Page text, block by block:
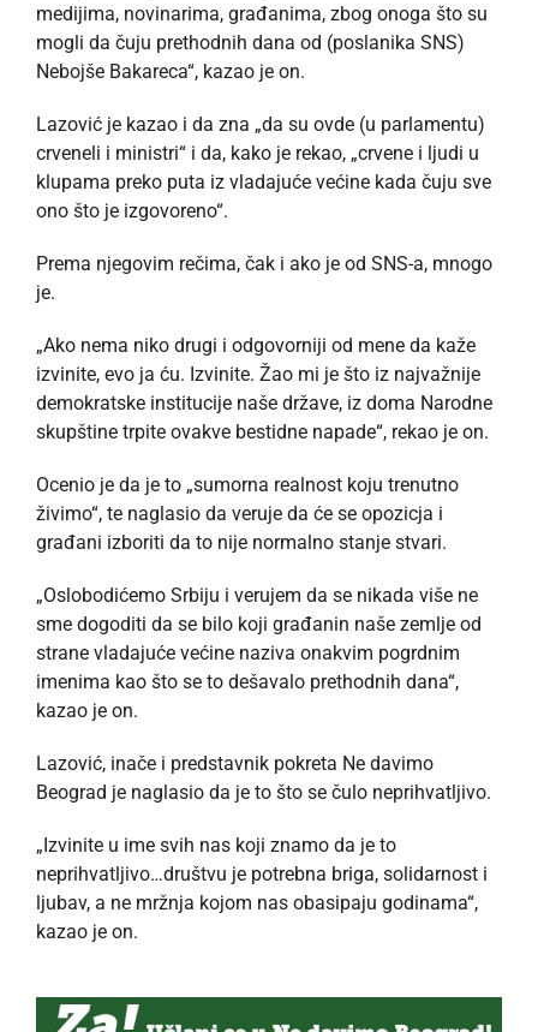
medijima, novinarima, građanima, zbog onoga što su
mogli da čuju prethodnih dana od (poslanika SNS)
Nebojše Bakareca“, kazao je on.
Lazović je kazao i da zna „da su ovde (u parlamentu)
crveneli i ministri“ i da, kako je rekao, „crvene i ljudi u
klupama preko puta iz vladajuće većine kada čuju sve
ono što je izgovoreno“.
Prema njegovim rečima, čak i ako je od SNS-a, mnogo
je.
„Ako nema niko drugi i odgovorniji od mene da kaže
izvinite, evo ja ću. Izvinite. Žao mi je što iz najvažnije
demokratske institucije naše države, iz doma Narodne
skupštine trpite ovakve bestidne napade“, rekao je on.
Ocenio je da je to „sumorna realnost koju trenutno
živimo“, te naglasio da veruje da će se opozicja i
građani izboriti da to nije normalno stanje stvari.
„Oslobodićemo Srbiju i verujem da se nikada više ne
sme dogoditi da se bilo koji građanin naše zemlje od
strane vladajuće većine naziva onakvim pogrdnim
imenima kao što se to dešavalo prethodnih dana“,
kazao je on.
Lazović, inače i predstavnik pokreta Ne davimo
Beograd je naglasio da je to što se čulo neprihvatljivo.
„Izvinite u ime svih nas koji znamo da je to
neprihvatljivo…društvu je potrebna briga, solidarnost i
ljubav, a ne mržnja kojom nas obasipaju godinama“,
kazao je on.